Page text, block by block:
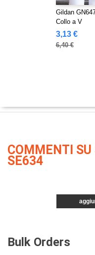
Gildan
Collo a V
3,13 €
6,40 €
COMMENTI
SE634
Bulk Orders